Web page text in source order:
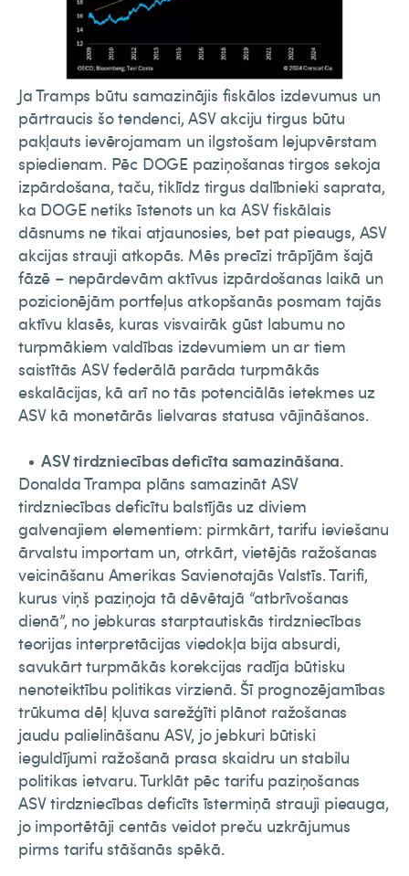
Ja Tramps būtu samazinājis fiskālos izdevumus un
pārtraucis šo tendenci, ASV akciju tirgus būtu
pakļauts ievērojamam un ilgstošam lejupvērstam
spiedienam. Pēc DOGE paziņošanas tirgos sekoja
izpārdošana, taču, tiklīdz tirgus dalībnieki saprata,
ka DOGE netiks īstenots un ka ASV fiskālais
dāsnums ne tikai atjaunosies, bet pat pieaugs, ASV
akcijas strauji atkopās. Mēs precīzi trāpījām šajā
fāzē – nepārdevām aktīvus izpārdošanas laikā un
pozicionējām portfeļus atkopšanās posmam tajās
aktīvu klasēs, kuras visvairāk gūst labumu no
turpmākiem valdības izdevumiem un ar tiem
saistītās ASV federālā parāda turpmākās
eskalācijas, kā arī no tās potenciālās ietekmes uz
ASV kā monetārās lielvaras statusa vājināšanos.
ASV tirdzniecības deficīta samazināšana.
Donalda Trampa plāns samazināt ASV
tirdzniecības deficītu balstījās uz diviem
galvenajiem elementiem: pirmkārt, tarifu ieviešanu
ārvalstu importam un, otrkārt, vietējās ražošanas
veicināšanu Amerikas Savienotajās Valstīs. Tarifi,
kurus viņš paziņoja tā dēvētajā “atbrīvošanas
dienā”, no jebkuras starptautiskās tirdzniecības
teorijas interpretācijas viedokļa bija absurdi,
savukārt turpmākās korekcijas radīja būtisku
nenoteiktību politikas virzienā. Šī prognozējamības
trūkuma dēļ kļuva sarežģīti plānot ražošanas
jaudu palielināšanu ASV, jo jebkuri būtiski
ieguldījumi ražošanā prasa skaidru un stabilu
politikas ietvaru. Turklāt pēc tarifu paziņošanas
ASV tirdzniecības deficīts īstermiņā strauji pieauga,
jo importētāji centās veidot preču uzkrājumus
pirms tarifu stāšanās spēkā.